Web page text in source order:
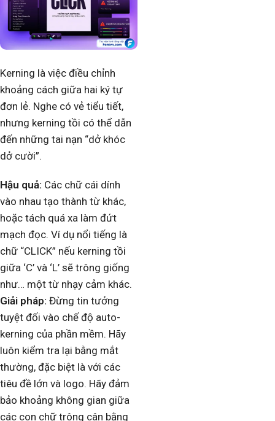
Kerning là việc điều chỉnh
khoảng cách giữa hai ký tự
đơn lẻ. Nghe có vẻ tiểu tiết,
nhưng kerning tồi có thể dẫn
đến những tai nạn “dở khóc
dở cười”.
Hậu quả: Các chữ cái dính
vào nhau tạo thành từ khác,
hoặc tách quá xa làm đứt
mạch đọc. Ví dụ nổi tiếng là
chữ “CLICK” nếu kerning tồi
giữa ‘C’ và ‘L’ sẽ trông giống
như… một từ nhạy cảm khác.
Giải pháp: Đừng tin tưởng
tuyệt đối vào chế độ auto-
kerning của phần mềm. Hãy
luôn kiểm tra lại bằng mắt
thường, đặc biệt là với các
tiêu đề lớn và logo. Hãy đảm
bảo khoảng không gian giữa
các con chữ trông cân bằng